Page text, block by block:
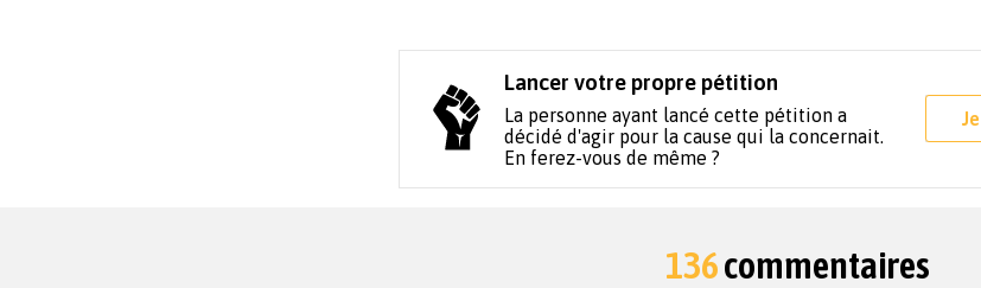
Lancer votre propre pétition
La personne ayant lancé cette pétition a
décidé d'agir pour la cause qui la concernait.
En ferez-vous de même ?
136commentaires